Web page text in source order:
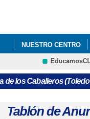
NUESTRO CENTRO
INFÓRMATE
ANEXOS
CARTA A LOS
CRFP
de los Caballeros
Tablón de